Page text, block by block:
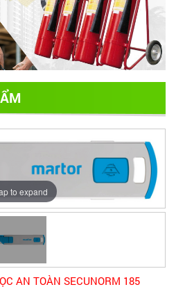
to expand
AN TOÀN SECUNORM 185